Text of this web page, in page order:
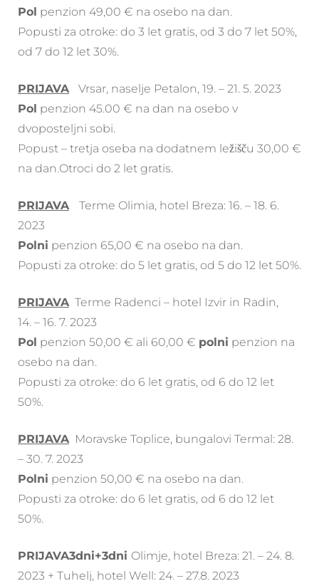
Pol penzion 49,00 € na osebo na dan.
Popusti za otroke: do 3 let gratis, od 3 do 7 let 50%,
od 7 do 12 let 30%.
PRIJAVA
Vrsar, naselje Petalon, 19. – 21. 5. 2023
Pol penzion 45.00 € na dan na osebo v
dvoposteljni sobi.
Popust – tretja oseba na dodatnem ležišču 30,00 €
na dan.Otroci do 2 let gratis.
PRIJAVA
Terme Olimia, hotel Breza: 16. – 18. 6.
2023
Polni penzion 65,00 € na osebo na dan.
Popusti za otroke: do 5 let gratis, od 5 do 12 let 50%.
PRIJAVATerme Radenci – hotel Izvir in Radin,
14. – 16. 7. 2023
Pol penzion 50,00 € ali 60,00 € polni penzion na
osebo na dan.
Popusti za otroke: do 6 let gratis, od 6 do 12 let
50%.
PRIJAVAMoravske Toplice, bungalovi Termal: 28.
– 30. 7. 2023
Polni penzion 50,00 € na osebo na dan.
Popusti za otroke: do 6 let gratis, od 6 do 12 let
50%.
PRIJAVA3dni+3dni Olimje, hotel Breza: 21. – 24. 8.
2023 + Tuhelj, hotel Well: 24. – 27.8. 2023